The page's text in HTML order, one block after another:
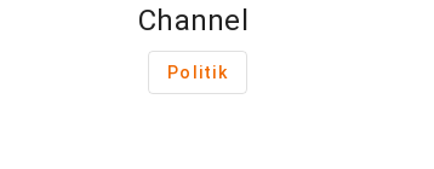
Channel
Politik